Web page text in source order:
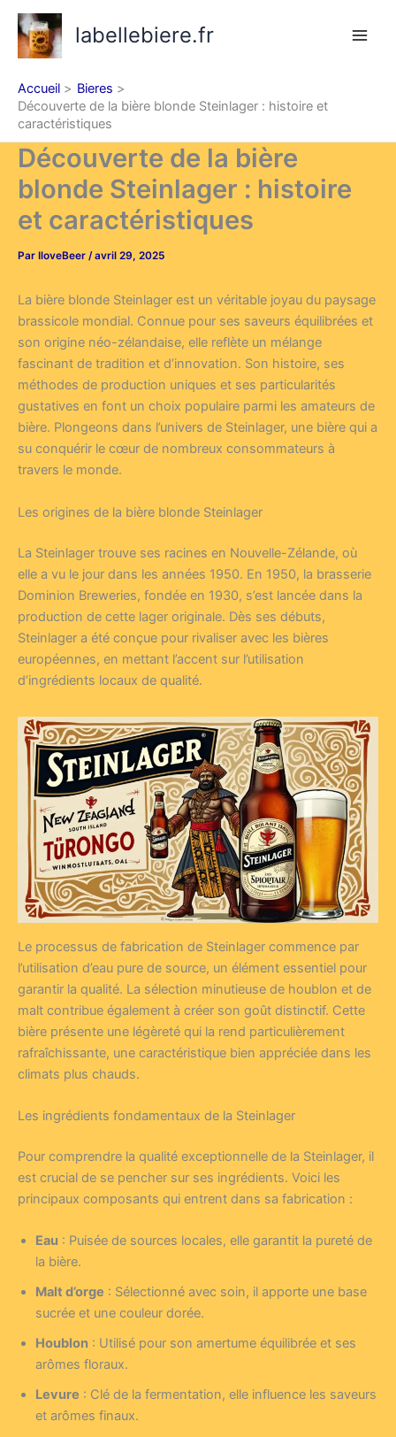
Aller
contenu
labellebiere.fr
Accueil
Bieres
Découverte de la bière blonde Steinlager : histoire et
caractéristiques
Découverte de la bière
blonde Steinlager : histoire
et caractéristiques
Par IloveBeer /avril 29, 2025
La bière blonde Steinlager est un véritable joyau du paysage
brassicole mondial. Connue pour ses saveurs équilibrées et
son origine néo-zélandaise, elle reflète un mélange
fascinant de tradition et d’innovation. Son histoire, ses
méthodes de production uniques et ses particularités
gustatives en font un choix populaire parmi les amateurs de
bière. Plongeons dans l’univers de Steinlager, une bière qui a
su conquérir le cœur de nombreux consommateurs à
travers le monde.
Les origines de la bière blonde Steinlager
La Steinlager trouve ses racines en Nouvelle-Zélande, où
elle a vu le jour dans les années 1950. En 1950, la brasserie
Dominion Breweries, fondée en 1930, s’est lancée dans la
production de cette lager originale. Dès ses débuts,
Steinlager a été conçue pour rivaliser avec les bières
européennes, en mettant l’accent sur l’utilisation
d’ingrédients locaux de qualité.
Le processus de fabrication de Steinlager commence par
l’utilisation d’eau pure de source, un élément essentiel pour
garantir la qualité. La sélection minutieuse de houblon et de
malt contribue également à créer son goût distinctif. Cette
bière présente une légèreté qui la rend particulièrement
rafraîchissante, une caractéristique bien appréciée dans les
climats plus chauds.
Les ingrédients fondamentaux de la Steinlager
Pour comprendre la qualité exceptionnelle de la Steinlager, il
est crucial de se pencher sur ses ingrédients. Voici les
principaux composants qui entrent dans sa fabrication :
Eau : Puisée de sources locales, elle garantit la pureté de
la bière.
Malt d’orge : Sélectionné avec soin, il apporte une base
sucrée et une couleur dorée.
Houblon : Utilisé pour son amertume équilibrée et ses
arômes floraux.
Levure : Clé de la fermentation, elle influence les saveurs
et arômes finaux.